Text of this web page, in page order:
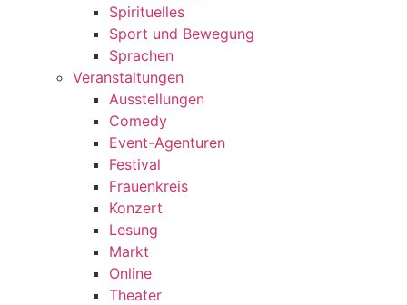
Spirituelles
Sport und Bewegung
Sprachen
Veranstaltungen
Ausstellungen
Comedy
Event-Agenturen
Festival
Frauenkreis
Konzert
Lesung
Markt
Online
Theater